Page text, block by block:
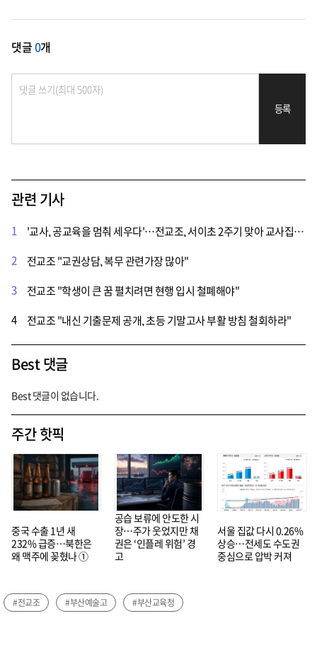
댓글0개
등록
관련 기사
1
'교사, 공교육을 멈춰 세우다'…전교조, 서이초 2주기 맞아 교사집회 기록집 출간
2
전교조 "교권상담, 복무 관련가장 많아"
3
전교조 "학생이 큰 꿈 펼치려면 현행 입시 철폐해야"
4
전교조 "내신 기출문제 공개, 초등 기말고사 부활 방침 철회하라"
Best 댓글
Best 댓글이 없습니다.
주간 핫픽
중국 수출 1년 새
232% 급증…북한은
왜 맥주에 꽂혔나 ①
공습 보류에 안도한 시
장…주가 웃었지만 채
권은 ‘인플레 위험’ 경
고
서울 집값 다시 0.26%
상승…전세도 수도권
중심으로 압박 커져
#전교조 #부산예술고 #부산교육청